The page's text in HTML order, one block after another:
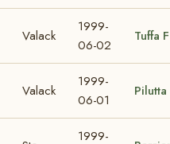
Valack
1999-
06-02
Tuffa
Valack
1999-
06-01
Pilutta
1999-